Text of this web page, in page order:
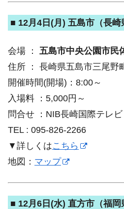
■ 12月4日(月) 五島市（長崎
会場 ： 五島市中央公園市民
住所 ： 長崎県五島市三尾野
開催時間(開場)：8:00～
入場料 ：5,000円～
問合せ ：NIB長崎国際テレビ
TEL : 095-826-2266
▼詳しくはこちら
地図： マップ
■ 12月6日(水) 直方市（福岡